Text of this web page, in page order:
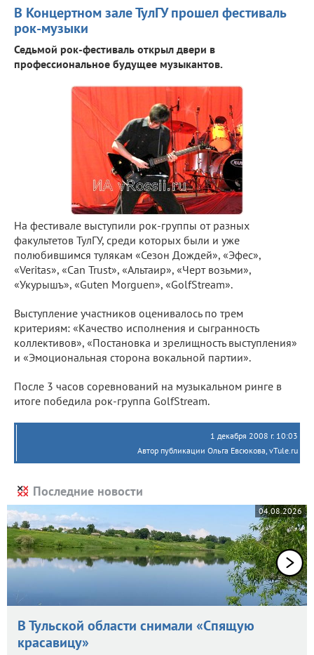
В Концертном зале ТулГУ прошел фестиваль
рок-музыки
Седьмой рок-фестиваль открыл двери в
профессиональное будущее музыкантов.
На фестивале выступили рок-группы от разных
факультетов ТулГУ, среди которых были и уже
полюбившимся тулякам «Сезон Дождей», «Эфес»,
«Veritas», «Can Trust», «Альтаир», «Черт возьми»,
«Укурышъ», «Guten Morguen», «GolfStream».
Выступление участников оценивалось по трем
критериям: «Качество исполнения и сыгранность
коллективов», «Постановка и зрелищность выступления»
и «Эмоциональная сторона вокальной партии».
После 3 часов соревнований на музыкальном ринге в
итоге победила рок-группа GolfStream.
1 декабря 2008 г. 10:03
Автор публикации Ольга Евсюкова, vTule.ru
Последние новости
04.08.2026
В Тульской области снимали «Спящую
красавицу»